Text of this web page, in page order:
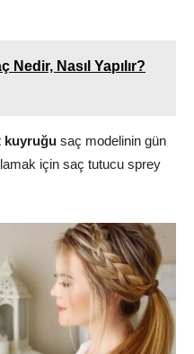
Nedir, Nasıl Yapılır?
kuyruğu saç modelinin gün
için saç tutucu sprey